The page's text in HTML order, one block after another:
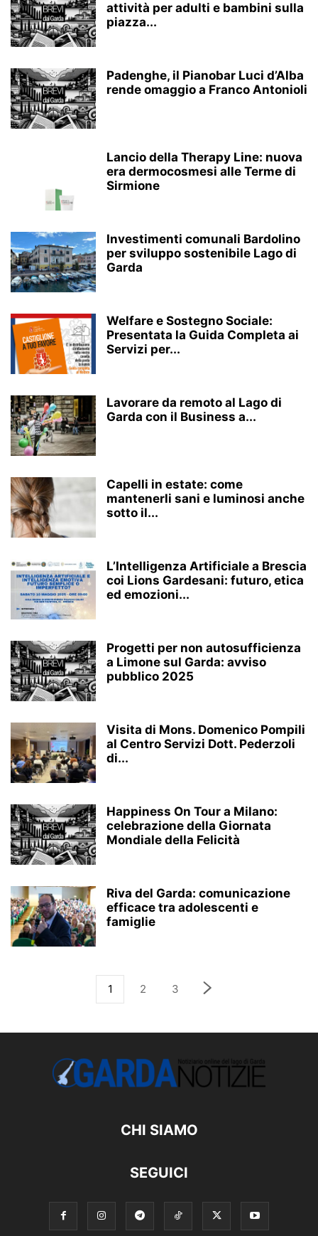
attività per adulti e bambini sulla
piazza...
Padenghe, il Pianobar Luci d’Alba
rende omaggio a Franco Antonioli
Lancio della Therapy Line: nuova
era dermocosmesi alle Terme di
Sirmione
Investimenti comunali Bardolino
per sviluppo sostenibile Lago di
Garda
Welfare e Sostegno Sociale:
Presentata la Guida Completa ai
Servizi per...
Lavorare da remoto al Lago di
Garda con il Business a...
Capelli in estate: come
mantenerli sani e luminosi anche
sotto il...
L’Intelligenza Artificiale a Brescia
coi Lions Gardesani: futuro, etica
ed emozioni...
Progetti per non autosufficienza
a Limone sul Garda: avviso
pubblico 2025
Visita di Mons. Domenico Pompili
al Centro Servizi Dott. Pederzoli
di...
Happiness On Tour a Milano:
celebrazione della Giornata
Mondiale della Felicità
Riva del Garda: comunicazione
efficace tra adolescenti e
famiglie
1 2 3
CHI SIAMO
SEGUICI